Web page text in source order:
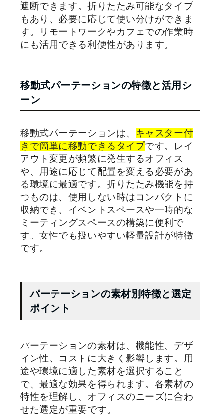
遮断できます。折りたたみ可能なタイプ
もあり、必要に応じて使い分けができま
す。リモートワークやカフェでの作業時
にも活用できる利便性があります。
移動式パーテーションの特徴と活用シ
ーン
移動式パーテーションは、
キャスター付
きで簡単に移動できるタイプです。レイ
アウト変更が頻繁に発生するオフィス
や、用途に応じて配置を変える必要があ
る環境に最適です。折りたたみ機能を持
つものは、使用しない時はコンパクトに
収納でき、イベントスペースや一時的な
ミーティングスペースの構築に便利で
す。女性でも扱いやすい軽量設計が特徴
です。
パーテーションの素材別特徴と選定
ポイント
パーテーションの素材は、機能性、デザ
イン性、コストに大きく影響します。用
途や環境に適した素材を選択すること
で、最適な効果を得られます。各素材の
特性を理解し、オフィスのニーズに合わ
せた選定が重要です。